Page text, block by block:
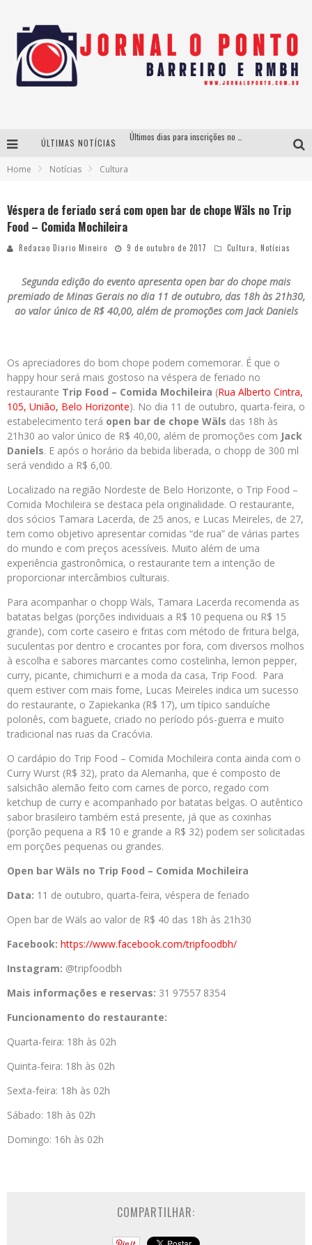
ÚLTIMAS NOTÍCIAS
Instituto Cervantes apresenta recital do alaudista mexicano Francisco Gil na série Segunda Musical
Home Notícias Cultura
Véspera de feriado será com open bar de chope Wäls no Trip
Food – Comida Mochileira
Redacao Diario Mineiro 9 de outubro de 2017 Cultura Notícias
Segunda edição do evento apresenta open bar do chope mais
premiado de Minas Gerais no dia 11 de outubro, das 18h às 21h30,
ao valor único de R$ 40,00, além de promoções com Jack Daniels
Os apreciadores do bom chope podem comemorar. É que o
happy hour será mais gostoso na véspera de feriado no
restaurante Trip Food – Comida Mochileira (Rua Alberto Cintra,
105, União, Belo Horizonte). No dia 11 de outubro, quarta-feira, o
estabelecimento terá open bar de chope Wäls das 18h às
21h30 ao valor único de R$ 40,00, além de promoções com Jack
Daniels. E após o horário da bebida liberada, o chopp de 300 ml
será vendido a R$ 6,00.
Localizado na região Nordeste de Belo Horizonte, o Trip Food –
Comida Mochileira se destaca pela originalidade. O restaurante,
dos sócios Tamara Lacerda, de 25 anos, e Lucas Meireles, de 27,
tem como objetivo apresentar comidas “de rua” de várias partes
do mundo e com preços acessíveis. Muito além de uma
experiência gastronômica, o restaurante tem a intenção de
proporcionar intercâmbios culturais.
Para acompanhar o chopp Wäls, Tamara Lacerda recomenda as
batatas belgas (porções individuais a R$ 10 pequena ou R$ 15
grande), com corte caseiro e fritas com método de fritura belga,
suculentas por dentro e crocantes por fora, com diversos molhos
à escolha e sabores marcantes como costelinha, lemon pepper,
curry, picante, chimichurri e a moda da casa, Trip Food. Para
quem estiver com mais fome, Lucas Meireles indica um sucesso
do restaurante, o Zapiekanka (R$ 17), um típico sanduíche
polonês, com baguete, criado no período pós-guerra e muito
tradicional nas ruas da Cracóvia.
O cardápio do Trip Food – Comida Mochileira conta ainda com o
Curry Wurst (R$ 32), prato da Alemanha, que é composto de
salsichão alemão feito com carnes de porco, regado com
ketchup de curry e acompanhado por batatas belgas. O autêntico
sabor brasileiro também está presente, já que as coxinhas
(porção pequena a R$ 10 e grande a R$ 32) podem ser solicitadas
em porções pequenas ou grandes.
Open bar Wäls no Trip Food – Comida Mochileira
Data: 11 de outubro, quarta-feira, véspera de feriado
Open bar de Wäls ao valor de R$ 40 das 18h às 21h30
Facebook: https://www.facebook.com/tripfoodbh/
Instagram: @tripfoodbh
Mais informações e reservas: 31 97557 8354
Funcionamento do restaurante:
Quarta-feira: 18h às 02h
Quinta-feira: 18h às 02h
Sexta-feira: 18h às 02h
Sábado: 18h às 02h
Domingo: 16h às 02h
COMPARTILHAR: